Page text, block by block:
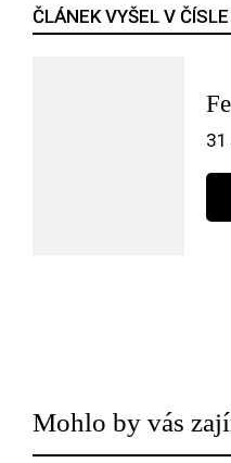
ČLÁNEK VYŠEL V ČÍSLE
Mohlo by vás